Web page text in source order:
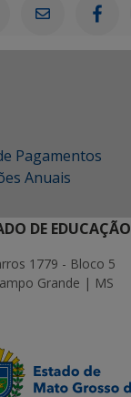
Pagamentos
Anuais
DE EDUCAÇÃO
1779 - Bloco 5
Grande | MS